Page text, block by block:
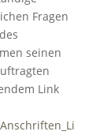
Fragen
seinen
Link